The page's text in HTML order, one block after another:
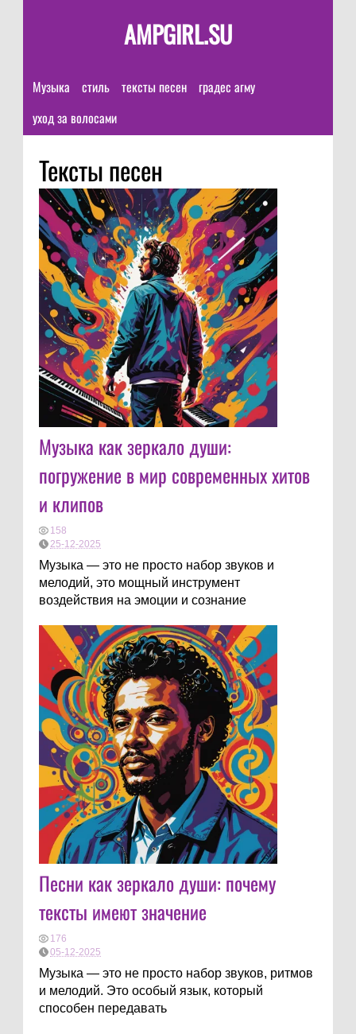
AMPGIRL.SU
Музыка стиль тексты песен
градес агму
уход за волосами
Тексты песен
Музыка как зеркало души:
погружение в мир современных хитов
и клипов
158
25-12-2025
Музыка — это не просто набор звуков и
мелодий, это мощный инструмент
воздействия на эмоции и сознание
Песни как зеркало души: почему
тексты имеют значение
176
05-12-2025
Музыка — это не просто набор звуков, ритмов
и мелодий. Это особый язык, который
способен передавать